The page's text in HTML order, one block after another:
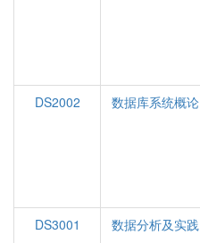
DS2002
数据库系统概论
DS3001
数据分析及实践